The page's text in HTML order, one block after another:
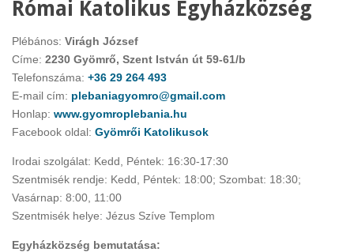
Római Katolikus Egyházközség
Plébános: Virágh József
Címe: 2230 Gyömrő, Szent István út 59-61/b
Telefonszáma: +36 29 264 493
E-mail cím: plebaniagyomro@gmail.com
Honlap: www.gyomroplebania.hu
Facebook oldal: Gyömrői Katolikusok
Irodai szolgálat: Kedd, Péntek: 16:30-17:30
Szentmisék rendje: Kedd, Péntek: 18:00; Szombat: 18:30;
Vasárnap: 8:00, 11:00
Szentmisék helye: Jézus Szíve Templom
Egyházközség bemutatása: